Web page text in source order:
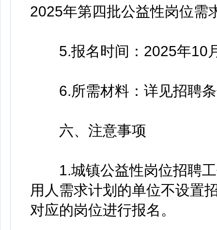
2025年第四批公益性岗位需
5.报名时间：2025年10
6.所需材料：详见招聘条
六、注意事项
1.城镇公益性岗位招聘工
用人需求计划的单位不设置
对应的岗位进行报名。